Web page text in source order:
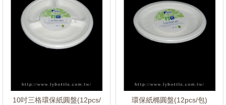
10吋三格環保紙圓盤(12pcs/
環保紙橢圓盤(12pcs/包)